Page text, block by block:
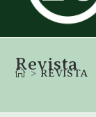
Revista
> REVISTA